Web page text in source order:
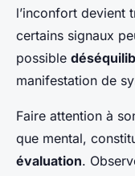
l’inconfort devient
certains signaux
possible
manifestation de
Faire attention à
que mental,
évaluation.